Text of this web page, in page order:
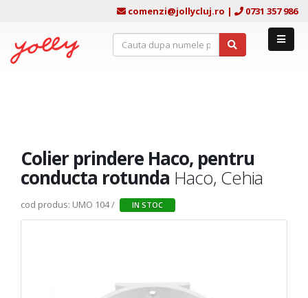
comenzi@jollycluj.ro | 0731 357 986
Colier prindere Haco, pentru
conducta rotunda Haco, Cehia
cod produs: UMO 104 / IN STOC